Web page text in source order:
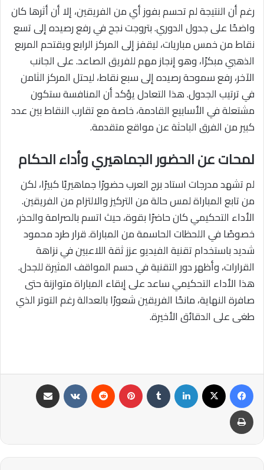
رغم أن النتيجة لم تحسم بفوز أي من الفريقين، إلا أن أثرها كان
واضحًا على جدول الدوري. بتروجت نجح في رفع رصيده إلى تسع
نقاط من خمس مباريات، ليقفز إلى المركز الرابع ويقتحم المربع
الذهبي مبكرًا، وهو إنجاز مهم للفريق الصاعد. على الجانب
الآخر، رفع سموحة رصيده إلى سبع نقاط، ليحتل المركز الثامن
في ترتيب الجدول. هذا التعادل يؤكد أن المنافسة ستكون
مشتعلة في الأسابيع القادمة، خاصة مع تقارب النقاط بين عدد
كبير من الفرق الباحثة عن مواقع متقدمة.
لمحات عن الحضور الجماهيري وأداء الحكام
لم تشهد مدرجات استاد برج العرب حضورًا جماهيريًا كبيرًا، لكن
من تابع المباراة لمس حالة من التركيز والالتزام من الفريقين.
الأداء التحكيمي كان حاضرًا بقوة، حيث اتسم بالصرامة والحذر،
خصوصًا في اللحظات الحاسمة من المباراة. قرار طرد محمود
شديد باستخدام تقنية الفيديو عزز ثقة اللاعبين في نزاهة
القرارات، وأظهر دور التقنية في حسم المواقف المثيرة للجدل.
هذا الأداء التحكيمي ساعد على إبقاء المباراة متوازنة حتى
صافرة النهاية، مانحًا الفريقين شعورًا بالعدالة رغم التوتر الذي
طغى على الدقائق الأخيرة.